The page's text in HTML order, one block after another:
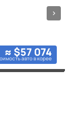
≈ $57 074
авто в корее